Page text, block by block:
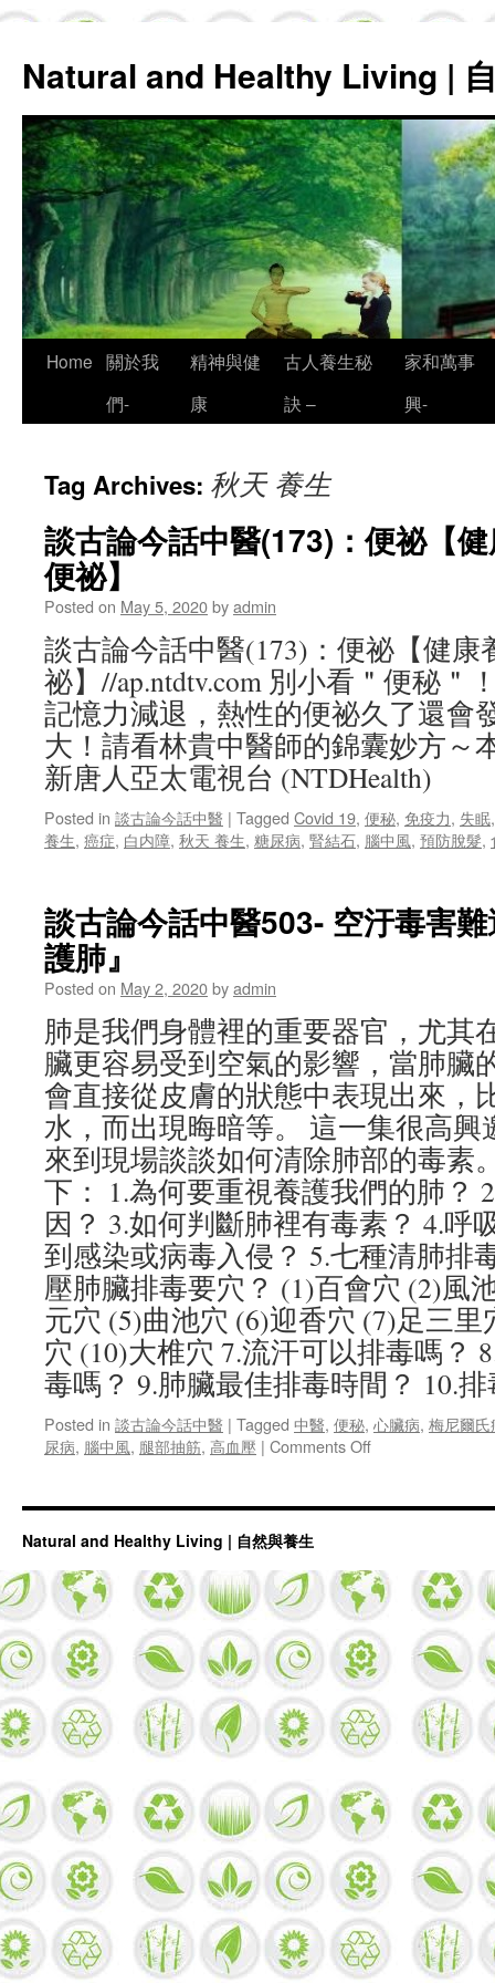
Natural and Healthy Living |
Skip
Home 關於我
們-
精神與健
康
古人養生秘
訣 –
家和萬事
興-
Tag Archives: 秋天 養生
談古論今話中醫(173)：便祕【
便祕】
Posted on May 5, 2020byadmin
談古論今話中醫(173)：便祕【健康
祕】//ap.ntdtv.com 別小看＂便秘＂
記憶力減退，熱性的便祕久了還會
大！請看林貴中醫師的錦囊妙方～
新唐人亞太電視台 (NTDHealth)
Posted in 談古論今話中醫 | Tagged Covid 19, 便秘, 免疫力, 失眠
養生, 癌症, 白内障, 秋天 養生, 糖尿病, 腎結石, 腦中風, 預防脫髮,
談古論今話中醫503- 空汙毒害
護肺』
Posted on May 2, 2020byadmin
肺是我們身體裡的重要器官，尤其
臟更容易受到空氣的影響，當肺臟
會直接從皮膚的狀態中表現出來，
水，而出現晦暗等。 這一集很高
來到現場談談如何清除肺部的毒素
下： 1.為何要重視養護我們的肺？
因？ 3.如何判斷肺裡有毒素？ 4.呼
到感染或病毒入侵？ 5.七種清肺排
壓肺臟排毒要穴？ (1)百會穴 (2)風
元穴 (5)曲池穴 (6)迎香穴 (7)足三
穴 (10)大椎穴 7.流汗可以排毒嗎？
毒嗎？ 9.肺臟最佳排毒時間？ 10.
Posted in 談古論今話中醫 | Tagged 中醫, 便秘, 心臟病, 梅尼爾氏
尿病, 腦中風, 腿部抽筋, 高血壓 | Comments Offon
論
中
醫
503-
空
汙
毒
害
難
避
中
醫
來
教
『保
護
肺』
Natural and Healthy Living | 自然與養生